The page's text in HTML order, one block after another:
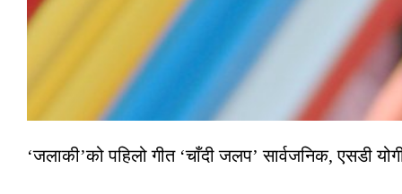
‘जलाकी’को पहिलो गीत ‘चाँदी जलप’ सार्वजनिक, एसडी